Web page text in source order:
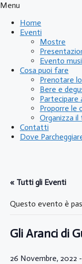
Menu
Home
Eventi
Mostre
Evento
Cosa puoi fare
Prenotare
Bere e
Proporre le
Organizza
Contatti
Dove
« Tutti gli Eventi
Questo evento è
Gli Aranci di
26 Novembre, 2022